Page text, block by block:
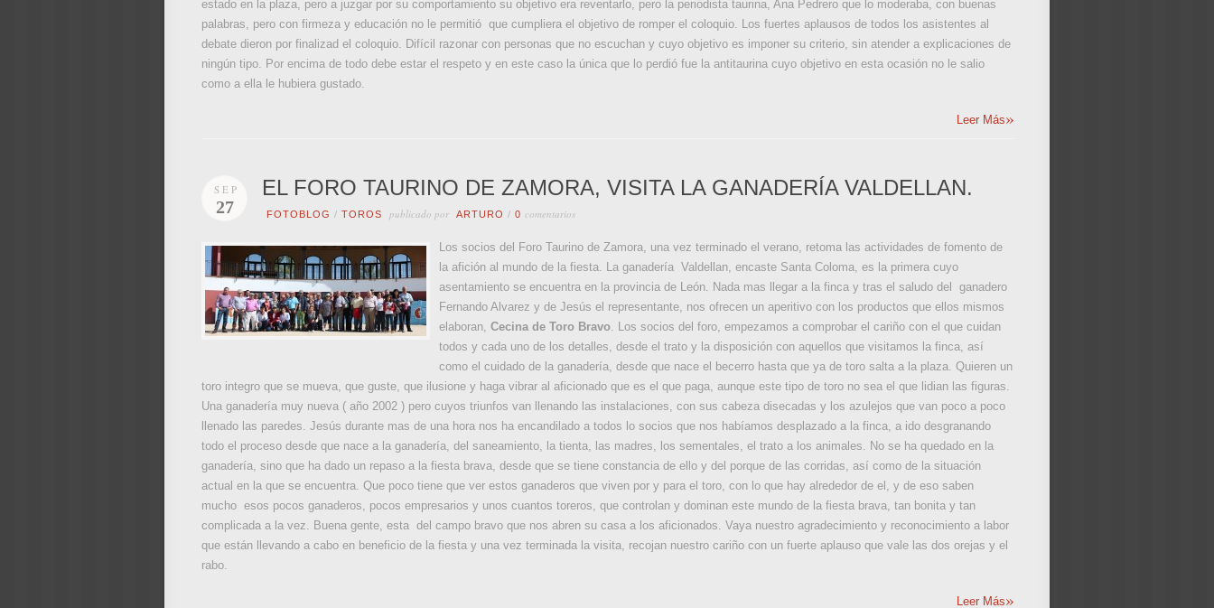
estado en la plaza, pero a juzgar por su comportamiento su objetivo era reventarlo, pero la periodista taurina, Ana Pedrero que lo moderaba, con buenas
palabras, pero con firmeza y educación no le permitió que cumpliera el objetivo de romper el coloquio. Los fuertes aplausos de todos los asistentes al
debate dieron por finalizad el coloquio. Difícil razonar con personas que no escuchan y cuyo objetivo es imponer su criterio, sin atender a explicaciones de
ningún tipo. Por encima de todo debe estar el respeto y en este caso la única que lo perdió fue la antitaurina cuyo objetivo en esta ocasión no le salio
como a ella le hubiera gustado.
Leer Más»
SEP
27
EL FORO TAURINO DE ZAMORA, VISITA LA GANADERÍA VALDELLAN.
FOTOBLOG / TOROS publicado por ARTURO / 0 comentarios
Los socios del Foro Taurino de Zamora, una vez terminado el verano, retoma las actividades de fomento de
la afición al mundo de la fiesta. La ganadería Valdellan, encaste Santa Coloma, es la primera cuyo
asentamiento se encuentra en la provincia de León. Nada mas llegar a la finca y tras el saludo del ganadero
Fernando Alvarez y de Jesús el representante, nos ofrecen un aperitivo con los productos que ellos mismos
elaboran, Cecina de Toro Bravo. Los socios del foro, empezamos a comprobar el cariño con el que cuidan
todos y cada uno de los detalles, desde el trato y la disposición con aquellos que visitamos la finca, así
como el cuidado de la ganadería, desde que nace el becerro hasta que ya de toro salta a la plaza. Quieren un
toro integro que se mueva, que guste, que ilusione y haga vibrar al aficionado que es el que paga, aunque este tipo de toro no sea el que lidian las figuras.
Una ganadería muy nueva ( año 2002 ) pero cuyos triunfos van llenando las instalaciones, con sus cabeza disecadas y los azulejos que van poco a poco
llenado las paredes. Jesús durante mas de una hora nos ha encandilado a todos lo socios que nos habíamos desplazado a la finca, a ido desgranando
todo el proceso desde que nace a la ganadería, del saneamiento, la tienta, las madres, los sementales, el trato a los animales. No se ha quedado en la
ganadería, sino que ha dado un repaso a la fiesta brava, desde que se tiene constancia de ello y del porque de las corridas, así como de la situación
actual en la que se encuentra. Que poco tiene que ver estos ganaderos que viven por y para el toro, con lo que hay alrededor de el, y de eso saben
mucho esos pocos ganaderos, pocos empresarios y unos cuantos toreros, que controlan y dominan este mundo de la fiesta brava, tan bonita y tan
complicada a la vez. Buena gente, esta del campo bravo que nos abren su casa a los aficionados. Vaya nuestro agradecimiento y reconocimiento a labor
que están llevando a cabo en beneficio de la fiesta y una vez terminada la visita, recojan nuestro cariño con un fuerte aplauso que vale las dos orejas y el
rabo.
Leer Más»